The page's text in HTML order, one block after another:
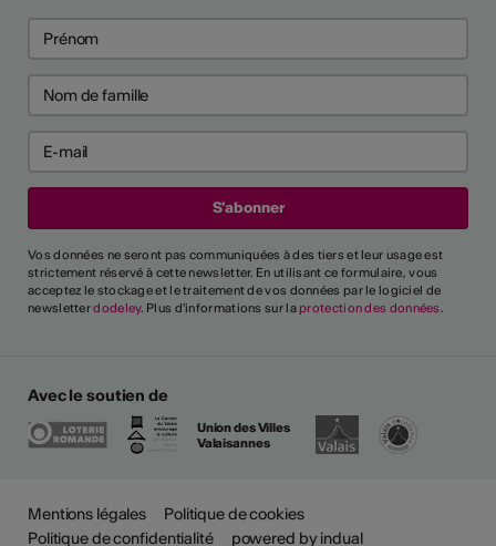
Vos données ne seront pas communiquées à des tiers et leur usage est
strictement réservé à cette newsletter. En utilisant ce formulaire, vous
acceptez le stockage et le traitement de vos données par le logiciel de
newsletterdodeley. Plus d'informations sur la protection des données.
Avec le soutien de
Union des Villes
Valaisannes
Mentions légales
Politique de cookies
Politique de confidentialité
powered by indual